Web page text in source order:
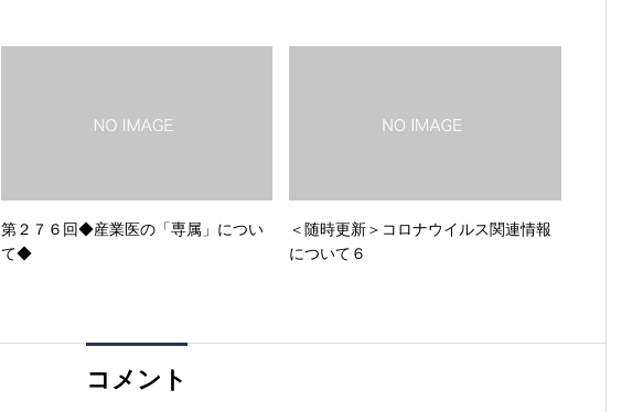
第２７６回◆産業医の「専属」につい
て◆
＜随時更新＞コロナウイルス関連情報
について６
コメント